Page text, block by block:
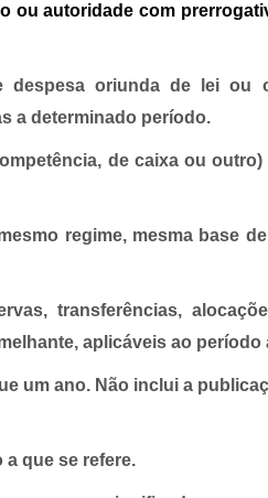
autoridade com
despesa oriunda de lei ou
a determinado período.
de caixa ou
regime, mesma base
transferências,
aplicáveis ao período
um ano. Não inclui a
que se refere.